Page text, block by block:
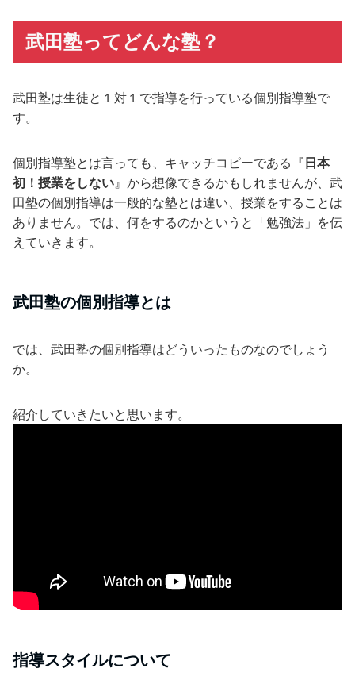
武田塾ってどんな塾？
武田塾は生徒と１対１で指導を行っている個別指導塾で
す。
個別指導塾とは言っても、キャッチコピーである『 日本
初！授業をしない』から想像できるかもしれませんが、武
田塾の個別指導は一般的な塾とは違い、授業をすることは
ありません。では、何をするのかというと「勉強法」を伝
えていきます。
武田塾の個別指導とは
では、武田塾の個別指導はどういったものなのでしょう
か。
紹介していきたいと思います。
指導スタイルについて